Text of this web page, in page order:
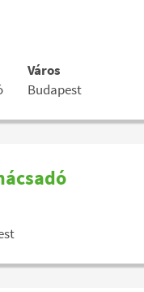
Város
Budapest